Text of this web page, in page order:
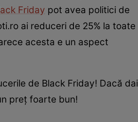
Friday pot avea politici de
ai reduceri de 25% la toate
acesta e un aspect
de Black Friday! Dacă dai
preț foarte bun!